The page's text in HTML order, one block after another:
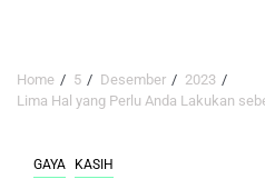
Home 5 Desember
2023
Lima Hal yang Perlu Anda Lakukan
GAYA KASIH